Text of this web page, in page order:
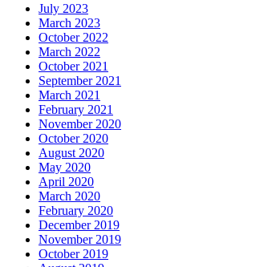
July 2023
March 2023
October 2022
March 2022
October 2021
September 2021
March 2021
February 2021
November 2020
October 2020
August 2020
May 2020
April 2020
March 2020
February 2020
December 2019
November 2019
October 2019